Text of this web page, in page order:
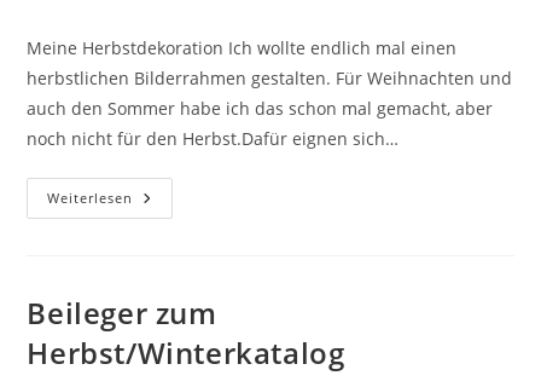
Meine Herbstdekoration Ich wollte endlich mal einen
herbstlichen Bilderrahmen gestalten. Für Weihnachten und
auch den Sommer habe ich das schon mal gemacht, aber
noch nicht für den Herbst.Dafür eignen sich…
Weiterlesen
Beileger zum
Herbst/Winterkatalog